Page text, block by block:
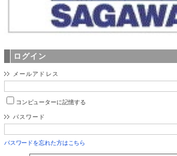
ログイン
メールアドレス
コンピューターに記憶する
パスワード
パスワードを忘れた方はこちら